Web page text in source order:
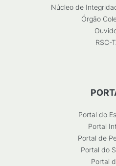
Núcleo de
Órgão
RSC-
Portal do
Portal
Portal de
Portal do
Portal